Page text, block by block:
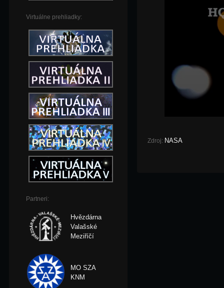
Virtuálne prehliadky:
Partneri:
Hvězdárna
Valašské
Meziříčí
MO SZA
KNM
Zdroj: NASA